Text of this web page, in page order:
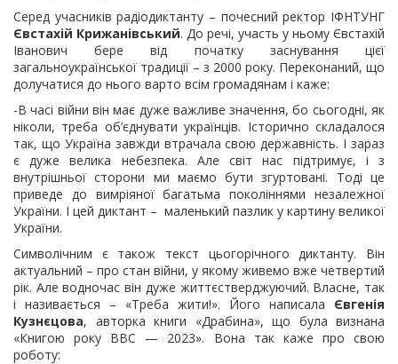
Серед учасників радіодиктанту – почесний ректор ІФНТУНГ
Євстахій Крижанівський. До речі, участь у ньому Євстахій
Іванович бере від початку заснування цієї
загальноукраїнської традиції – з 2000 року. Переконаний, що
долучатися до нього варто всім громадянам і каже:
-В часі війни він має дуже важливе значення, бо сьогодні, як
ніколи, треба об’єднувати українців. Історично складалося
так, що Україна завжди втрачала свою державність. І зараз
є дуже велика небезпека. Але світ нас підтримує, і з
внутрішньої сторони ми маємо бути згуртовані. Тоді це
приведе до вимріяної багатьма поколіннями незалежної
України. І цей диктант – маленький пазлик у картину великої
України.
Символічним є також текст цьогорічного диктанту. Він
актуальний – про стан війни, у якому живемо вже четвертий
рік. Але водночас він дуже життєстверджуючий. Власне, так
і називається – «Треба жити!». Його написала Євгенія
Кузнєцова, авторка книги «Драбина», що була визнана
«Книгою року BBC — 2023». Вона так каже про свою
роботу: